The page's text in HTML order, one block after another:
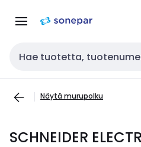
navigointiinsisältöön
Haku
Näytä murupolku
SCHNEIDER